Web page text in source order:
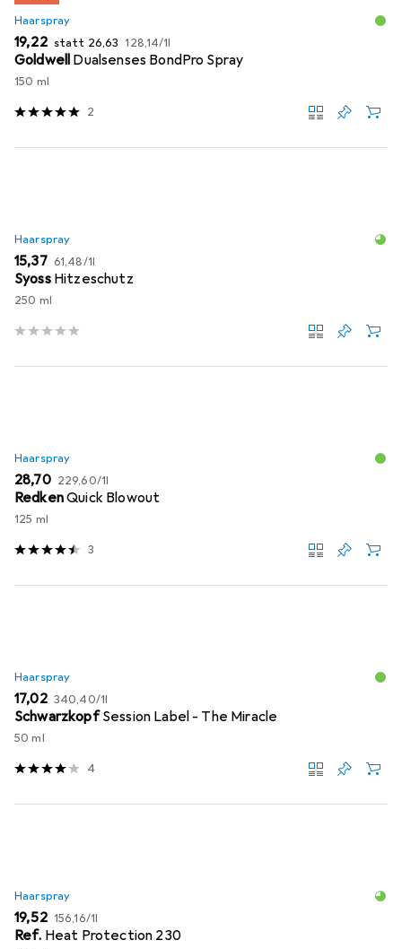
Haarspray
EUR
19,22 statt EUR
26,63 EUR
128,14/1l
Goldwell Dualsenses BondPro Spray
150 ml
2
Haarspray
EUR
15,37 EUR
61,48/1l
Syoss Hitzeschutz
250 ml
Haarspray
EUR
28,70 EUR
229,60/1l
RedkenQuick Blowout
125 ml
3
Haarspray
EUR
17,02 EUR
340,40/1l
Schwarzkopf Session Label - The Miracle
50 ml
4
Haarspray
EUR
19,52 EUR
156,16/1l
Ref. Heat Protection 230